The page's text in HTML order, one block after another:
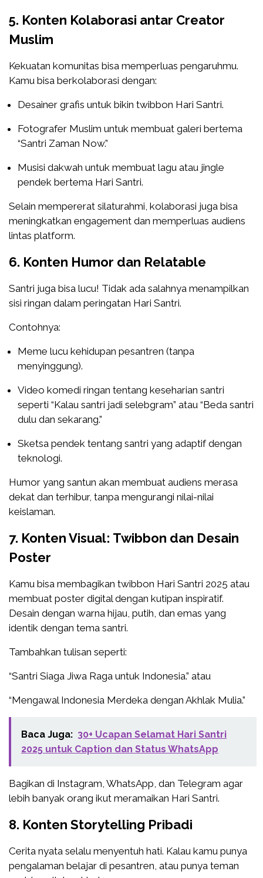
5. Konten Kolaborasi antar Creator
Muslim
Kekuatan komunitas bisa memperluas pengaruhmu.
Kamu bisa berkolaborasi dengan:
Desainer grafis untuk bikin twibbon Hari Santri.
Fotografer Muslim untuk membuat galeri bertema
“Santri Zaman Now.”
Musisi dakwah untuk membuat lagu atau jingle
pendek bertema Hari Santri.
Selain mempererat silaturahmi, kolaborasi juga bisa
meningkatkan engagement dan memperluas audiens
lintas platform.
6. Konten Humor dan Relatable
Santri juga bisa lucu! Tidak ada salahnya menampilkan
sisi ringan dalam peringatan Hari Santri.
Contohnya:
Meme lucu kehidupan pesantren (tanpa
menyinggung).
Video komedi ringan tentang keseharian santri
seperti “Kalau santri jadi selebgram” atau “Beda santri
dulu dan sekarang.”
Sketsa pendek tentang santri yang adaptif dengan
teknologi.
Humor yang santun akan membuat audiens merasa
dekat dan terhibur, tanpa mengurangi nilai-nilai
keislaman.
7. Konten Visual: Twibbon dan Desain
Poster
Kamu bisa membagikan twibbon Hari Santri 2025 atau
membuat poster digital dengan kutipan inspiratif.
Desain dengan warna hijau, putih, dan emas yang
identik dengan tema santri.
Tambahkan tulisan seperti:
“Santri Siaga Jiwa Raga untuk Indonesia.” atau
“Mengawal Indonesia Merdeka dengan Akhlak Mulia.”
Baca Juga: 30+ Ucapan Selamat Hari Santri
2025 untuk Caption dan Status WhatsApp
Bagikan di Instagram, WhatsApp, dan Telegram agar
lebih banyak orang ikut meramaikan Hari Santri.
8. Konten Storytelling Pribadi
Cerita nyata selalu menyentuh hati. Kalau kamu punya
pengalaman belajar di pesantren, atau punya teman